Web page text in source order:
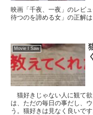
映画「千夜、一夜」のレビ
待つのを諦める女」の正解は
Movie I Saw
猫好きじゃない人に観て
は、ただの毎日の事だし、
う。猫好きは見なく良